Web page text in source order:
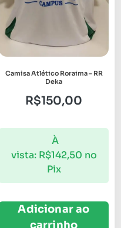
Camisa Atlético Roraima – RR
Deka
R$150,00
À
vista: R$142,50 no
Pix
Adicionar ao
carrinho